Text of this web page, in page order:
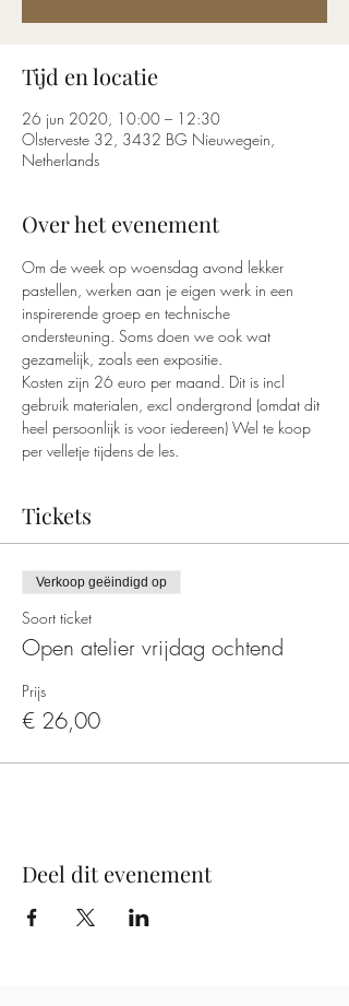
Tijd en locatie
26 jun 2020, 10:00 – 12:30
Olsterveste 32, 3432 BG Nieuwegein,
Netherlands
Over het evenement
Om de week op woensdag avond lekker
pastellen, werken aan je eigen werk in een
inspirerende groep en technische
ondersteuning. Soms doen we ook wat
gezamelijk, zoals een expositie.
Kosten zijn 26 euro per maand. Dit is incl
gebruik materialen, excl ondergrond (omdat dit
heel persoonlijk is voor iedereen) Wel te koop
per velletje tijdens de les.
Tickets
Verkoop geëindigd op
Soort ticket
Open atelier vrijdag ochtend
Prijs
€ 26,00
Deel dit evenement